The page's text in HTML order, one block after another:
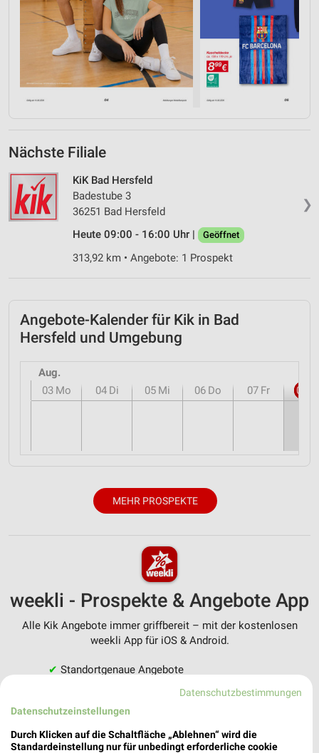
Nächste Filiale
❯
KiK Bad Hersfeld
Badestube 3
36251 Bad Hersfeld
Heute 09:00 - 16:00 Uhr |
Geöffnet
313,92 km • Angebote: 1 Prospekt
Angebote-Kalender für Kik in Bad
Hersfeld und Umgebung
Aug.
03 Mo 04 Di 05 Mi 06 Do 07 Fr 08
MEHR PROSPEKTE
weekli - Prospekte & Angebote App
Alle Kik Angebote immer griffbereit – mit der kostenlosen
weekli App für iOS & Android.
✔ Standortgenaue Angebote
Push-Benachrichtigungen bei neuen Prospekten
✔Einkaufsliste - Einkauf stressfrei planen
JETZT LADEN UND SPAREN!
Datenschutzbestimmungen
Datenschutzeinstellungen
Durch Klicken auf die Schaltfläche „Ablehnen“ wird die
Standardeinstellung nur für unbedingt erforderliche cookie